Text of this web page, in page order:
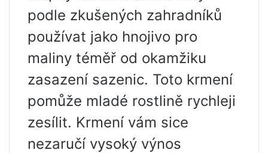
podle zkušených zahradníků
používat jako hnojivo pro
maliny téměř od okamžiku
zasazení sazenic. Toto krmení
pomůže mladé rostlině rychleji
zesílit. Krmení vám sice
nezaručí vysoký výnos